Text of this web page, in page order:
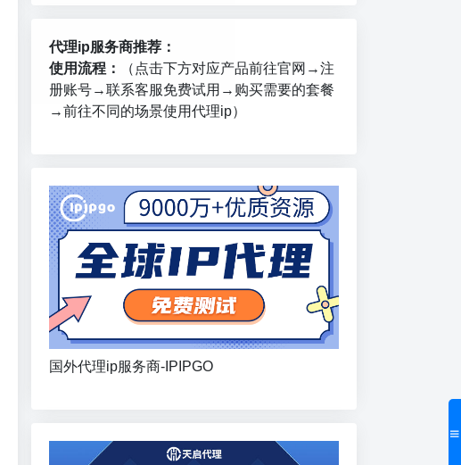
代理ip服务商推荐：
使用流程：
（点击下方对应产品前往官网→注
册账号→联系客服免费试用→购买需要的套餐
→前往不同的场景使用代理ip）
国外代理ip服务商-IPIPGO